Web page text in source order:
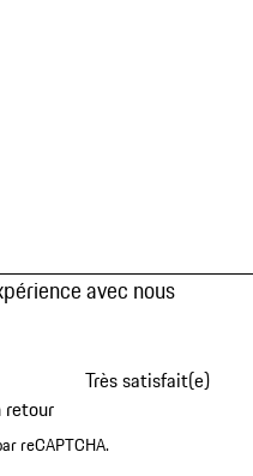
avec nous
Très satisfait(e)
retour
reCAPTCHA.